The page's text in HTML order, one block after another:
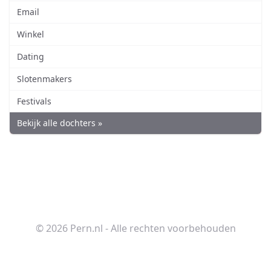
Email
Winkel
Dating
Slotenmakers
Festivals
Bekijk alle dochters »
© 2026 Pern.nl - Alle rechten voorbehouden